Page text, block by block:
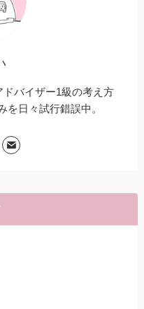
バイザー1級の考え方
を日々試行錯誤中。